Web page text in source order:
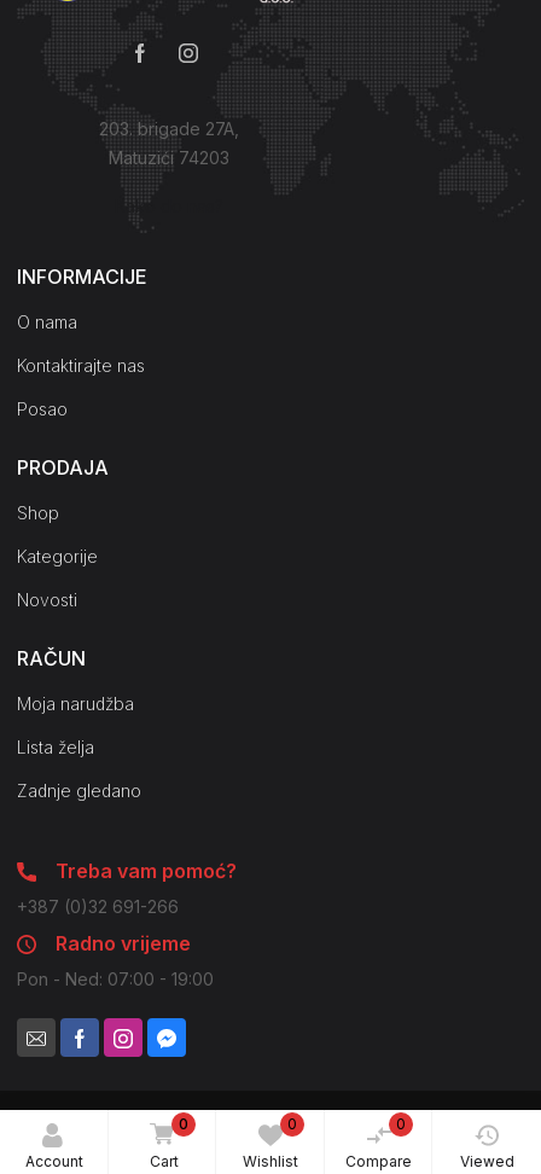
Account
0
Cart
0
Wishlist
0
Compare Viewed
203. brigade 27A,
Matuzići 74203
Kako do nas?
INFORMACIJE
O nama
Kontaktirajte nas
Posao
PRODAJA
Shop
Kategorije
Novosti
RAČUN
Moja narudžba
Lista želja
Zadnje gledano
Treba vam pomoć?
+387 (0)32 691-266
Radno vrijeme
Pon - Ned: 07:00 - 19:00
© 2021 Pilot Company. Sva prava zadržana. Moguće su
nenamjerne greške u slikama i opisima.